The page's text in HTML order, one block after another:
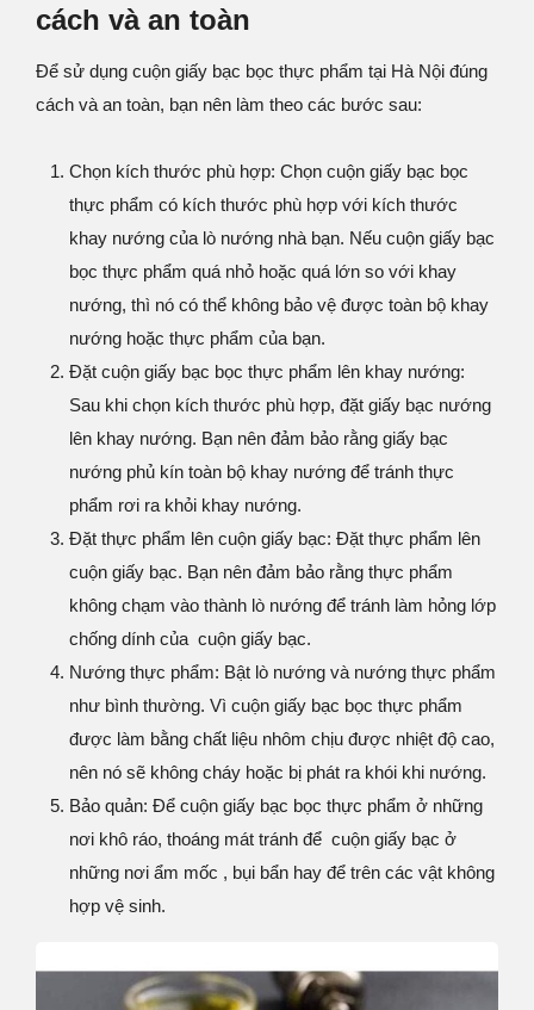
cách và an toàn
Để sử dụng cuộn giấy bạc bọc thực phẩm tại Hà Nội đúng
cách và an toàn, bạn nên làm theo các bước sau:
Chọn kích thước phù hợp: Chọn cuộn giấy bạc bọc
thực phẩm có kích thước phù hợp với kích thước
khay nướng của lò nướng nhà bạn. Nếu cuộn giấy bạc
bọc thực phẩm quá nhỏ hoặc quá lớn so với khay
nướng, thì nó có thể không bảo vệ được toàn bộ khay
nướng hoặc thực phẩm của bạn.
Đặt cuộn giấy bạc bọc thực phẩm lên khay nướng:
Sau khi chọn kích thước phù hợp, đặt giấy bạc nướng
lên khay nướng. Bạn nên đảm bảo rằng giấy bạc
nướng phủ kín toàn bộ khay nướng để tránh thực
phẩm rơi ra khỏi khay nướng.
Đặt thực phẩm lên cuộn giấy bạc: Đặt thực phẩm lên
cuộn giấy bạc. Bạn nên đảm bảo rằng thực phẩm
không chạm vào thành lò nướng để tránh làm hỏng lớp
chống dính của cuộn giấy bạc.
Nướng thực phẩm: Bật lò nướng và nướng thực phẩm
như bình thường. Vì cuộn giấy bạc bọc thực phẩm
được làm bằng chất liệu nhôm chịu được nhiệt độ cao,
nên nó sẽ không cháy hoặc bị phát ra khói khi nướng.
Bảo quản: Để cuộn giấy bạc bọc thực phẩm ở những
nơi khô ráo, thoáng mát tránh để cuộn giấy bạc ở
những nơi ẩm mốc , bụi bẩn hay để trên các vật không
hợp vệ sinh.